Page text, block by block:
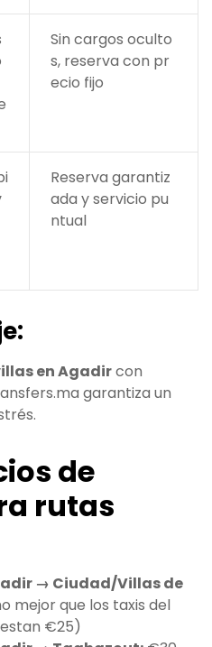
Sin cargos oculto
s, reserva con pr
ecio fijo
Reserva garantiz
ada y servicio pu
ntual
en Agadircon
garantiza un
de
rutas
→ Ciudad/Villas de
mejor que los taxis del
€25)